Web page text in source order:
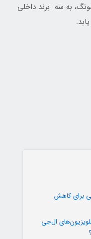
به سه برند داخلی
برای کاهش
ال‌جی